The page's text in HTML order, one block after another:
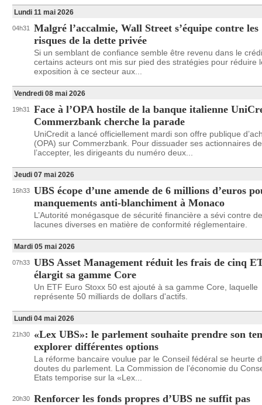
Lundi 11 mai 2026
04h31
Malgré l’accalmie, Wall Street s’équipe contre les
risques de la dette privée
Si un semblant de confiance semble être revenu dans le
certains acteurs ont mis sur pied des stratégies pour réduire
exposition à ce secteur aux...
Vendredi 08 mai 2026
19h31
Face à l’OPA hostile de la banque italienne
Commerzbank cherche la parade
UniCredit a lancé officiellement mardi son offre publique
(OPA) sur Commerzbank. Pour dissuader ses actionnaires de
l’accepter, les dirigeants du numéro deux...
Jeudi 07 mai 2026
16h33 UBS écope d’une amende de 6 millions d’euros
manquements anti-blanchiment à Monaco
L’Autorité monégasque de sécurité financière a sévi contre
lacunes diverses en matière de conformité réglementaire.
Mardi 05 mai 2026
07h33 UBS Asset Management réduit les frais de cinq
élargit sa gamme Core
Un ETF Euro Stoxx 50 est ajouté à sa gamme Core, laquelle
représente 50 milliards de dollars d'actifs.
Lundi 04 mai 2026
21h30
«Lex UBS»: le parlement souhaite prendre son
explorer différentes options
La réforme bancaire voulue par le Conseil fédéral se heurte
doutes du parlement. La Commission de l’économie du
Etats temporise sur la «Lex...
20h30 Renforcer les fonds propres d’UBS ne suffit pas